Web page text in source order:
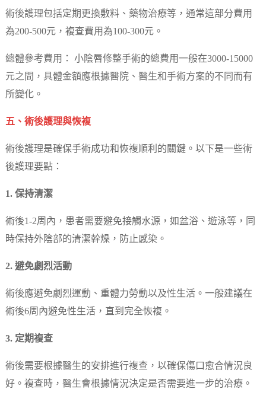
術後護理包括定期更換敷料、藥物治療等，通常這部分費用
為200-500元，複查費用為100-300元。
總體參考費用： 小陰唇修整手術的總費用一般在3000-15000
元之間，具體金額應根據醫院、醫生和手術方案的不同而有
所變化。
五、術後護理與恢複
術後護理是確保手術成功和恢複順利的關鍵。以下是一些術
後護理要點：
1. 保持清潔
術後1-2周內，患者需要避免接觸水源，如盆浴、遊泳等，同
時保持外陰部的清潔幹燥，防止感染。
2. 避免劇烈活動
術後應避免劇烈運動、重體力勞動以及性生活。一般建議在
術後6周內避免性生活，直到完全恢複。
3. 定期複查
術後需要根據醫生的安排進行複查，以確保傷口愈合情況良
好。複查時，醫生會根據情況決定是否需要進一步的治療。